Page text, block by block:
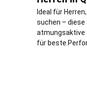
Ideal für
suchen –
atmungsaktive
für beste